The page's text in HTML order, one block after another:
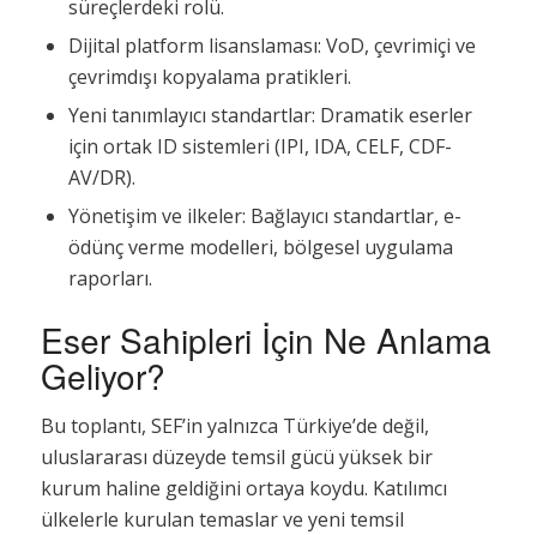
süreçlerdeki rolü.
Dijital platform lisanslaması: VoD, çevrimiçi ve
çevrimdışı kopyalama pratikleri.
Yeni tanımlayıcı standartlar: Dramatik eserler
için ortak ID sistemleri (IPI, IDA, CELF, CDF-
AV/DR).
Yönetişim ve ilkeler: Bağlayıcı standartlar, e-
ödünç verme modelleri, bölgesel uygulama
raporları.
Eser Sahipleri İçin Ne Anlama
Geliyor?
Bu toplantı, SEF’in yalnızca Türkiye’de değil,
uluslararası düzeyde temsil gücü yüksek bir
kurum haline geldiğini ortaya koydu. Katılımcı
ülkelerle kurulan temaslar ve yeni temsil